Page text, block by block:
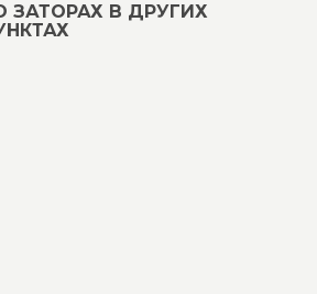
В ДРУГИХ